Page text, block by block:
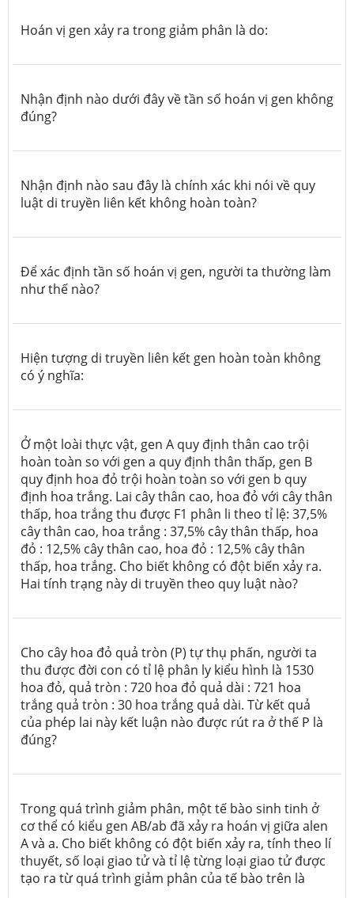
Hoán vị gen xảy ra trong giảm phân là do:
Nhận định nào dưới đây về tần số hoán vị gen không
đúng?
Nhận định nào sau đây là chính xác khi nói về quy
luật di truyền liên kết không hoàn toàn?
Để xác định tần số hoán vị gen, người ta thường làm
như thế nào?
Hiện tượng di truyền liên kết gen hoàn toàn không
có ý nghĩa:
Ở một loài thực vật, gen A quy định thân cao trội
hoàn toàn so với gen a quy định thân thấp, gen B
quy định hoa đỏ trội hoàn toàn so với gen b quy
định hoa trắng. Lai cây thân cao, hoa đỏ với cây thân
thấp, hoa trắng thu được F1 phân li theo tỉ lệ: 37,5%
cây thân cao, hoa trắng : 37,5% cây thân thấp, hoa
đỏ : 12,5% cây thân cao, hoa đỏ : 12,5% cây thân
thấp, hoa trắng. Cho biết không có đột biến xảy ra.
Hai tính trạng này di truyền theo quy luật nào?
Cho cây hoa đỏ quả tròn (P) tự thụ phấn, người ta
thu được đời con có tỉ lệ phân ly kiểu hình là 1530
hoa đỏ, quả tròn : 720 hoa đỏ quả dài : 721 hoa
trắng quả tròn : 30 hoa trắng quả dài. Từ kết quả
của phép lai này kết luận nào được rút ra ở thế P là
đúng?
Trong quá trình giảm phân, một tế bào sinh tinh ở
cơ thể có kiểu gen AB/ab đã xảy ra hoán vị giữa alen
A và a. Cho biết không có đột biến xảy ra, tính theo lí
thuyết, số loại giao tử và tỉ lệ từng loại giao tử được
tạo ra từ quá trình giảm phân của tế bào trên là